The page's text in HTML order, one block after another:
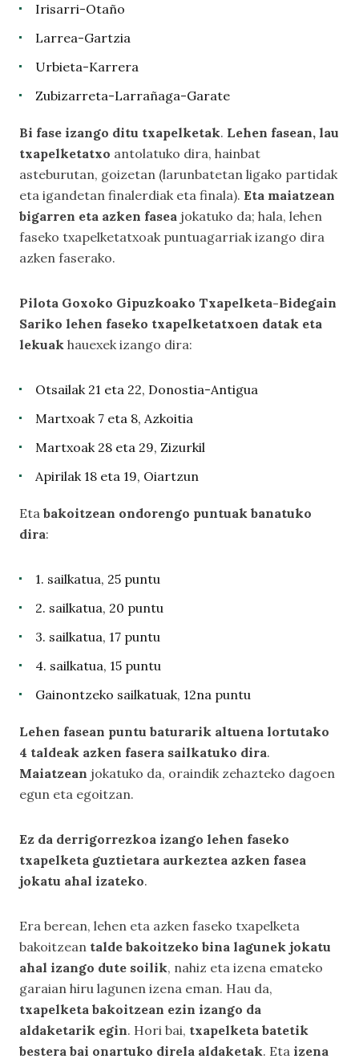
Irisarri-Otaño
Larrea-Gartzia
Urbieta-Karrera
Zubizarreta-Larrañaga-Garate
Bi fase izango ditu txapelketak. Lehen fasean, lau
txapelketatxo antolatuko dira, hainbat
asteburutan, goizetan (larunbatetan ligako partidak
eta igandetan finalerdiak eta finala). Eta maiatzean
bigarren eta azken fasea jokatuko da; hala, lehen
faseko txapelketatxoak puntuagarriak izango dira
azken faserako.
Pilota Goxoko Gipuzkoako Txapelketa-Bidegain
Sariko lehen faseko txapelketatxoen datak eta
lekuak hauexek izango dira:
Otsailak 21 eta 22, Donostia-Antigua
Martxoak 7 eta 8, Azkoitia
Martxoak 28 eta 29, Zizurkil
Apirilak 18 eta 19, Oiartzun
Eta bakoitzean ondorengo puntuak banatuko
dira:
1. sailkatua, 25 puntu
2. sailkatua, 20 puntu
3. sailkatua, 17 puntu
4. sailkatua, 15 puntu
Gainontzeko sailkatuak, 12na puntu
Lehen fasean puntu baturarik altuena lortutako
4 taldeak azken fasera sailkatuko dira.
Maiatzean jokatuko da, oraindik zehazteko dagoen
egun eta egoitzan.
Ez da derrigorrezkoa izango lehen faseko
txapelketa guztietara aurkeztea azken fasea
jokatu ahal izateko.
Era berean, lehen eta azken faseko txapelketa
bakoitzean talde bakoitzeko bina lagunek jokatu
ahal izango dute soilik, nahiz eta izena emateko
garaian hiru lagunen izena eman. Hau da,
txapelketa bakoitzean ezin izango da
aldaketarik egin. Hori bai, txapelketa batetik
bestera bai onartuko direla aldaketak. Eta izena